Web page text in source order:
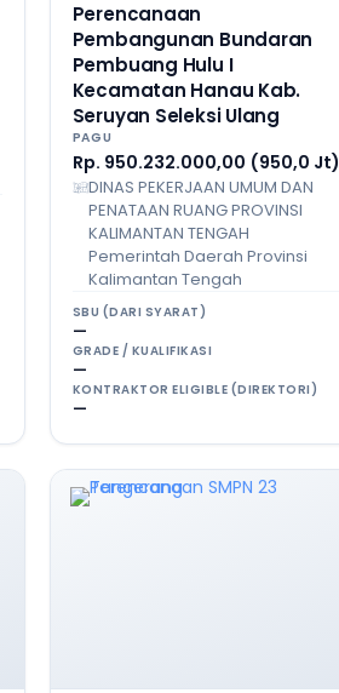
Perencanaan
Pembangunan Bundaran
Pembuang Hulu I
Kecamatan Hanau Kab.
Seruyan Seleksi Ulang
PAGU
Rp. 950.232.000,00 (950,0 Jt)
DINAS PEKERJAAN UMUM DAN
PENATAAN RUANG PROVINSI
KALIMANTAN TENGAH
Pemerintah Daerah Provinsi
Kalimantan Tengah
SBU (DARI SYARAT)
—
GRADE / KUALIFIKASI
—
KONTRAKTOR ELIGIBLE (DIREKTORI)
—